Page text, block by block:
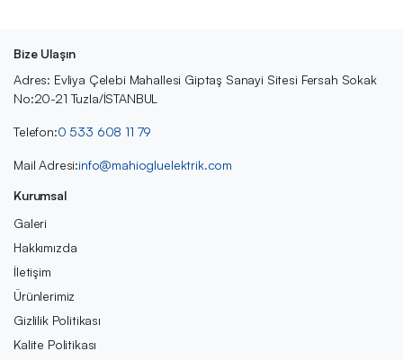
Bize Ulaşın
Adres: Evliya Çelebi Mahallesi Giptaş Sanayi Sitesi Fersah Sokak
No:20-21 Tuzla/İSTANBUL
Telefon:0 533 608 11 79
Mail Adresi:info@mahiogluelektrik.com
Kurumsal
Galeri
Hakkımızda
İletişim
Ürünlerimiz
Gizlilik Politikası
Kalite Politikası